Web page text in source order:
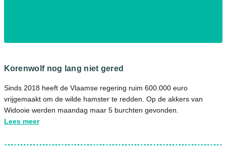
Korenwolf nog lang niet gered
Sinds 2018 heeft de Vlaamse regering ruim 600.000 euro
vrijgemaakt om de wilde hamster te redden. Op de akkers van
Widooie werden maandag maar 5 burchten gevonden.
Lees meer